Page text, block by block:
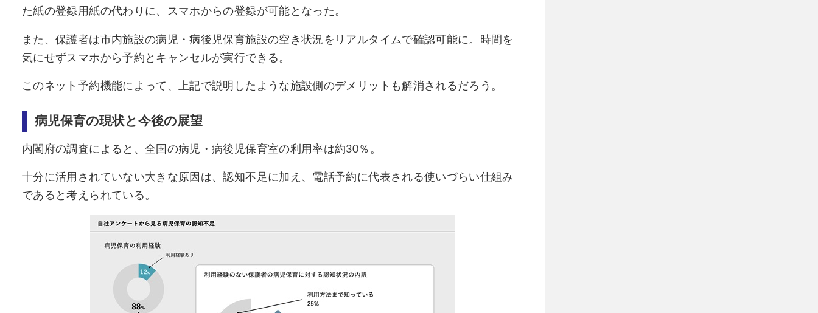
た紙の登録用紙の代わりに、スマホからの登録が可能となった。
また、保護者は市内施設の病児・病後児保育施設の空き状況をリアルタイムで確認可能に。時間を
気にせずスマホから予約とキャンセルが実行できる。
このネット予約機能によって、上記で説明したような施設側のデメリットも解消されるだろう。
病児保育の現状と今後の展望
内閣府の調査によると、全国の病児・病後児保育室の利用率は約30％。
十分に活用されていない大きな原因は、認知不足に加え、電話予約に代表される使いづらい仕組み
であると考えられている。